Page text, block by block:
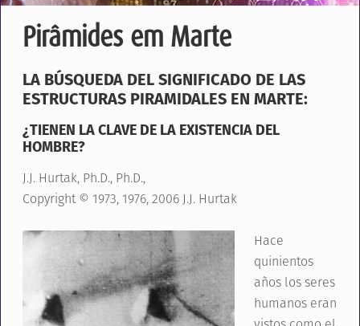
Pirâmides em Marte
LA BÚSQUEDA DEL SIGNIFICADO DE LAS
ESTRUCTURAS PIRAMIDALES EN MARTE:
¿TIENEN LA CLAVE DE LA EXISTENCIA DEL
HOMBRE?
J.J. Hurtak, Ph.D., Ph.D.,
Copyright © 1973, 1976, 2006 J.J. Hurtak
Hace
quinientos
años los seres
humanos eran